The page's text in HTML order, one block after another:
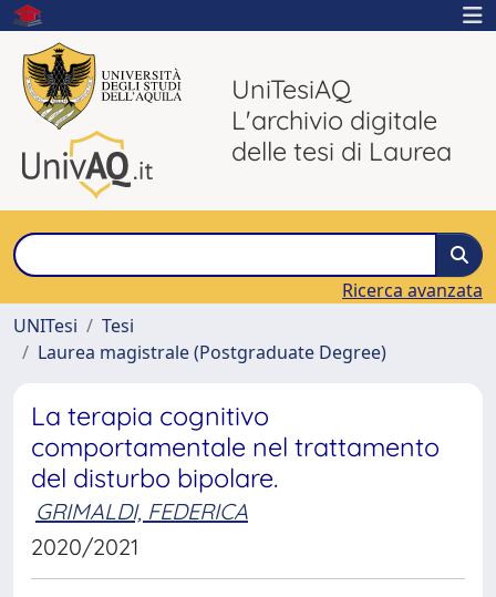
UniTesiAQ
L'archivio digitale
delle tesi di Laurea
Ricerca avanzata
UNITesi
Tesi
Laurea magistrale (Postgraduate Degree)
La terapia cognitivo
comportamentale nel trattamento
del disturbo bipolare.
GRIMALDI, FEDERICA
2020/2021